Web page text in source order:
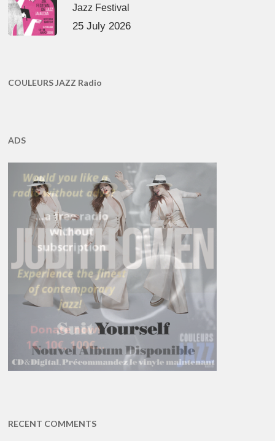
Jazz Festival
25 July 2026
COULEURS JAZZ Radio
ADS
RECENT COMMENTS